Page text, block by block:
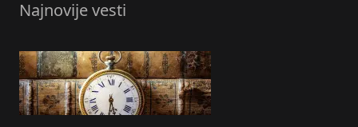
Najnovije vesti